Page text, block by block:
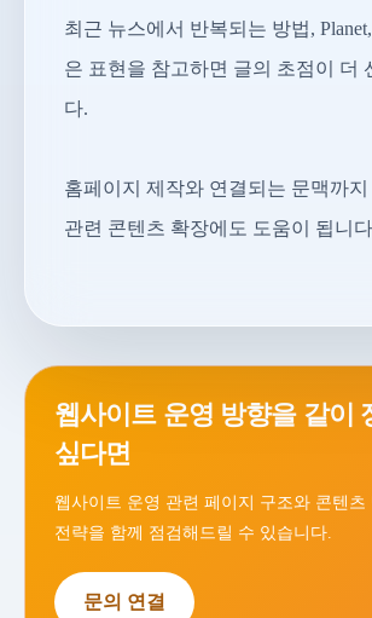
최근 뉴스에서 반복되는 방법,
은 표현을 참고하면 글의 초점이 더
다.
홈페이지 제작와 연결되는 문맥까
관련 콘텐츠 확장에도 도움이 됩니
웹사이트 운영 방향을 같이
싶다면
웹사이트 운영 관련 페이지 구조와 콘텐츠
전략을 함께 점검해드릴 수 있습니다.
문의 연결